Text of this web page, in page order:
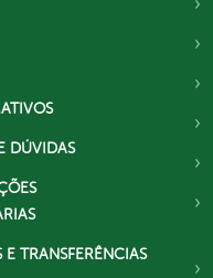
DÚVIDAS
TRANSFERÊNCIAS